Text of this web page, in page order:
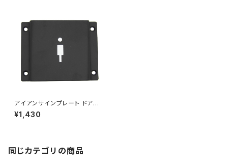
アイアンサインプレート ドアプ
レート 案内 トイレ MEN 男性用
¥1,430
同じカテゴリの商品